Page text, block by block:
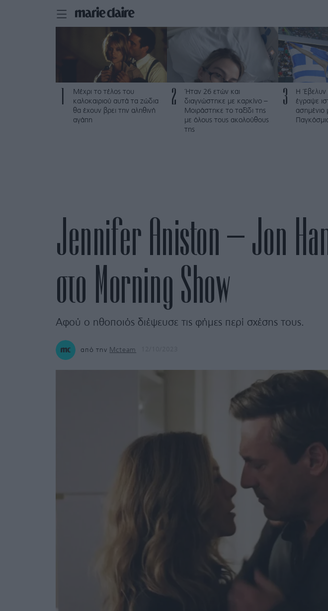
Μέχρι το τέλος του
καλοκαιριού αυτά τα ζώδια
θα έχουν βρει την αληθινή
αγάπη
2
Ήταν 26 ετών και
διαγνώστηκε με καρκίνο –
Μοιράστηκε το ταξίδι της
με όλους τους ακολούθους
της
3
Η
έγραψε
ασημένιο
Jennifer Aniston – Jon
στο Morning Show
Αφού ο ηθοποιός διέψευσε τις φήμες περί σχέσης τους.
από την Mcteam